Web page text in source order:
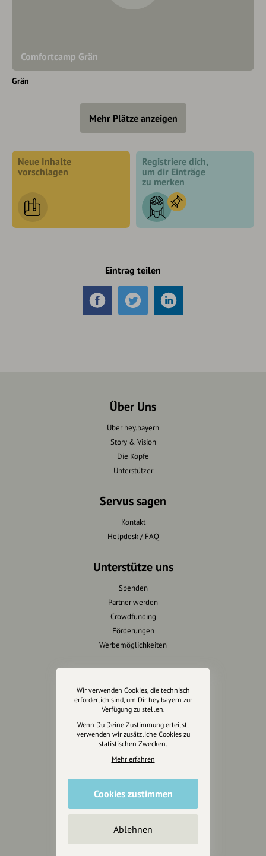
Comfortcamp Grän
Grän
Mehr Plätze anzeigen
Neue Inhalte
vorschlagen
Registriere dich,
um dir Einträge
zu merken
Eintrag teilen
Über Uns
Über hey.bayern
Story & Vision
Die Köpfe
Unterstützer
Servus sagen
Kontakt
Helpdesk / FAQ
Unterstütze uns
Spenden
Partner werden
Crowdfunding
Förderungen
Werbemöglichkeiten
Impressum
Datenschutz
AGB
Cookies zurücksetzen
Mediakit
Wir verwenden Cookies, die technisch
erforderlich sind, um Dir hey.bayern zur
Verfügung zu stellen.
Wenn Du Deine Zustimmung erteilst,
verwenden wir zusätzliche Cookies zu
statistischen Zwecken.
Mehr erfahren
Cookies zustimmen
Ablehnen